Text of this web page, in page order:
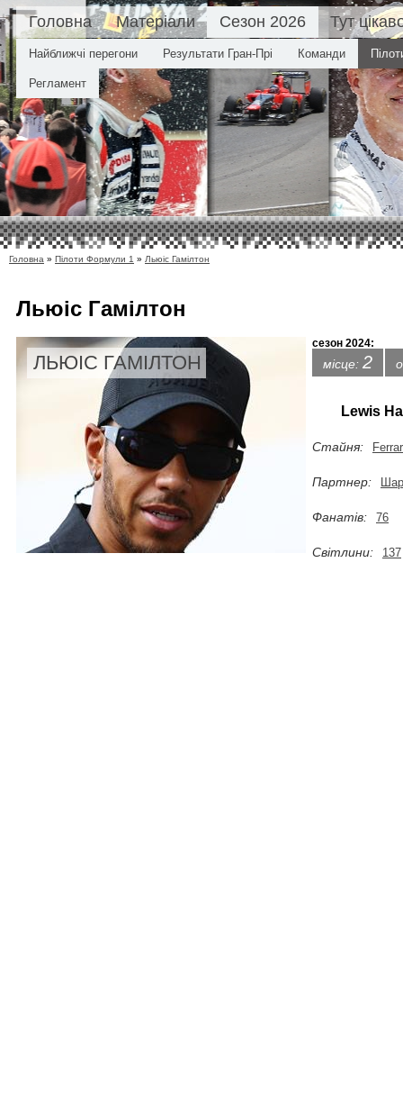
Головна Матеріали Сезон 2026
Найближчі перегони Результати Гран-Прі Команди
Регламент
Тут
Головна » Пілоти Формули 1 » Льюіс Гамілтон
Льюіс Гамілтон
ЛЬЮІС ГАМІЛТОН
сезон 2024:
місце: 2
Lewis
Стайня:
Партнер:
Фанатів: 76
Світлини: 137